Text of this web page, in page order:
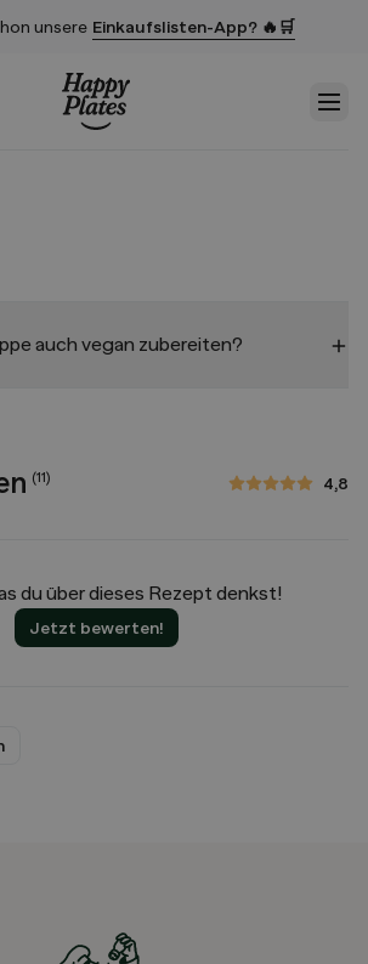
unsere Einkaufslisten-App? 🔥🛒
auch vegan zubereiten?
(11) 4,8
4,8 von 5 Sternen
du über dieses Rezept denkst!
Jetzt bewerten!